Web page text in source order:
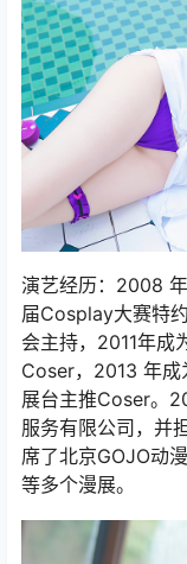
演艺经历：2008
届Cosplay大赛特
会主持，2011年成
Coser，2013 年成
展台主推Coser。
服务有限公司，并
席了北京GOJO动
等多个漫展。